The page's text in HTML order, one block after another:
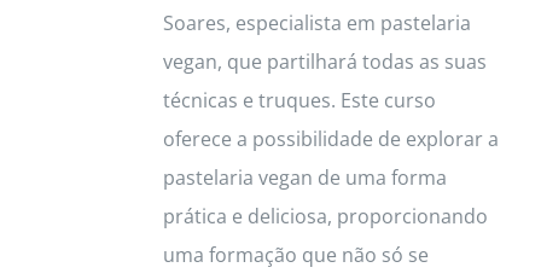
Soares, especialista em pastelaria
vegan, que partilhará todas as suas
técnicas e truques. Este curso
oferece a possibilidade de explorar a
pastelaria vegan de uma forma
prática e deliciosa, proporcionando
uma formação que não só se